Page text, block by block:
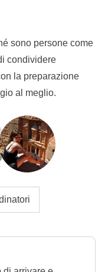
sono persone come
condividere
la preparazione
al meglio.